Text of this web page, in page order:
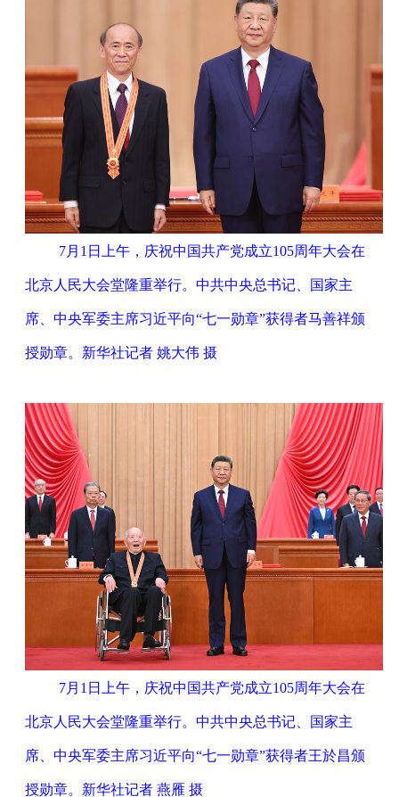
7月1日上午，庆祝中国共产党成立105周年大会在
北京人民大会堂隆重举行。中共中央总书记、国家主
席、中央军委主席习近平向“七一勋章”获得者马善祥颁
授勋章。新华社记者 姚大伟 摄
7月1日上午，庆祝中国共产党成立105周年大会在
北京人民大会堂隆重举行。中共中央总书记、国家主
席、中央军委主席习近平向“七一勋章”获得者王於昌颁
授勋章。新华社记者 燕雁 摄